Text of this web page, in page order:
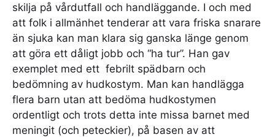
skilja på vårdutfall och handläggande. I och med
att folk i allmänhet tenderar att vara friska snarare
än sjuka kan man klara sig ganska länge genom
att göra ett dåligt jobb och “ha tur”. Han gav
exemplet med ett febrilt spädbarn och
bedömning av hudkostym. Man kan handlägga
flera barn utan att bedöma hudkostymen
ordentligt och trots detta inte missa barnet med
meningit (och peteckier), på basen av att